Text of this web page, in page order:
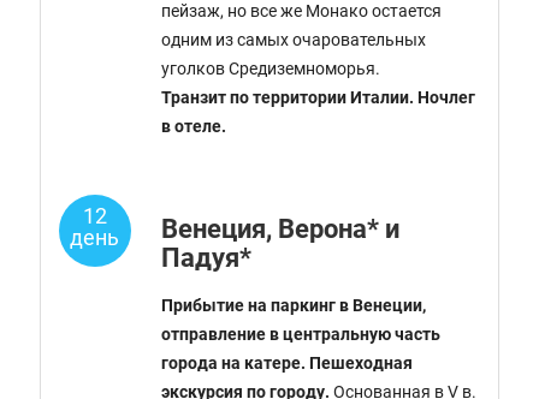
пейзаж, но все же Монако остается
одним из самых очаровательных
уголков Средиземноморья.
Транзит по территории Италии. Ночлег
в отеле.
12
день
Венеция, Верона* и
Падуя*
Прибытие на паркинг в Венеции,
отправление в центральную часть
города на катере. Пешеходная
экскурсия по городу. Основанная в V в.